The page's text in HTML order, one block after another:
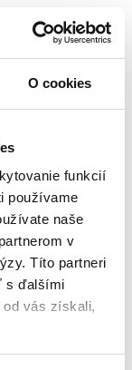
O cookies
funkcií
používame
naše
v
Títo partneri
s ďalšími
od vás získali,